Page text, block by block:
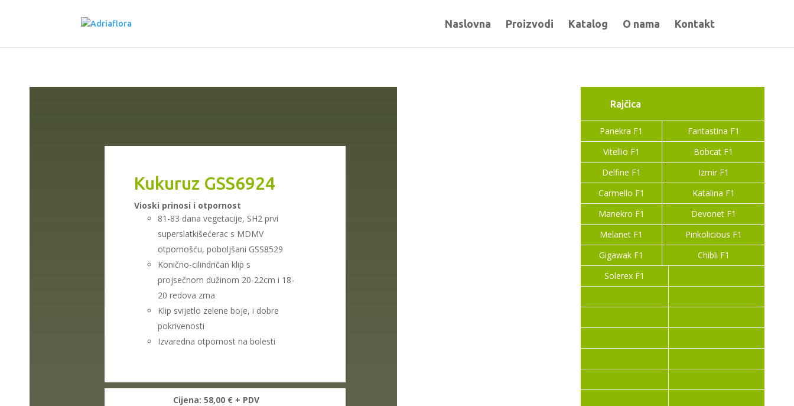
Naslovna Proizvodi Katalog O nama Kontakt
Kukuruz GSS6924
Vioski prinosi i otpornost
81-83 dana vegetacije, SH2 prvi
superslatkišećerac s MDMV
otpornošću, poboljšani GSS8529
Konično-cilindričan klip s
projsečnom dužinom 20-22cm i 18-
20 redova zrna
Klip svijetlo zelene boje, i dobre
pokrivenosti
Izvaredna otpornost na bolesti
Cijena: 58,00 € + PDV
Rajčica
Panekra F1
Fantastina F1
Vitellio F1
Bobcat F1
Delfine F1
Izmir F1
Carmello F1
Katalina F1
Manekro F1
Devonet F1
Melanet F1
Pinkolicious F1
Gigawak F1
Chibli F1
Solerex F1